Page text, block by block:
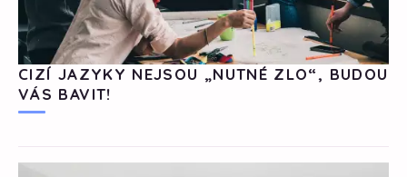
CIZÍ JAZYKY NEJSOU „NUTNÉ ZLO“, BUDOU
VÁS BAVIT!